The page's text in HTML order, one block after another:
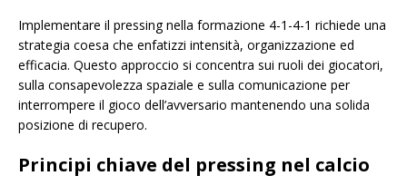
Implementare il pressing nella formazione 4-1-4-1 richiede una
strategia coesa che enfatizzi intensità, organizzazione ed
efficacia. Questo approccio si concentra sui ruoli dei giocatori,
sulla consapevolezza spaziale e sulla comunicazione per
interrompere il gioco dell’avversario mantenendo una solida
posizione di recupero.
Principi chiave del pressing nel calcio